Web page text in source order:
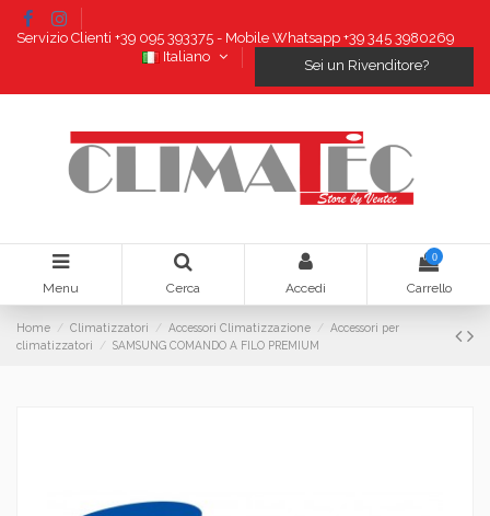
Servizio Clienti +39 095 393375 - Mobile Whatsapp +39 345 3980269
Italiano
Sei un Rivenditore?
Menu Cerca Accedi
0
Carrello
Home Climatizzatori Accessori Climatizzazione
Accessori per
climatizzatori
SAMSUNG COMANDO A FILO PREMIUM